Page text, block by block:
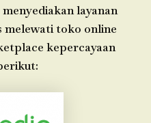
layanan
melewati toko online
kepercayaan